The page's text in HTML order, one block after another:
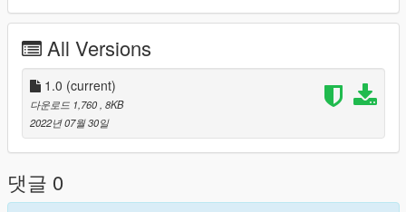
All Versions
1.0 (current)
다운로드 1,760 , 8KB
2022년 07월 30일
댓글 0